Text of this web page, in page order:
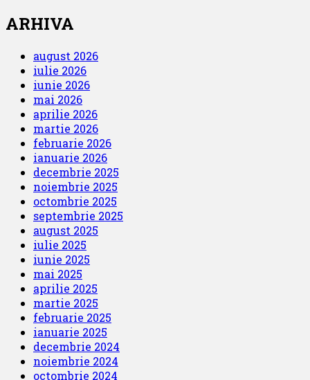
ARHIVA
august 2026
iulie 2026
iunie 2026
mai 2026
aprilie 2026
martie 2026
februarie 2026
ianuarie 2026
decembrie 2025
noiembrie 2025
octombrie 2025
septembrie 2025
august 2025
iulie 2025
iunie 2025
mai 2025
aprilie 2025
martie 2025
februarie 2025
ianuarie 2025
decembrie 2024
noiembrie 2024
octombrie 2024